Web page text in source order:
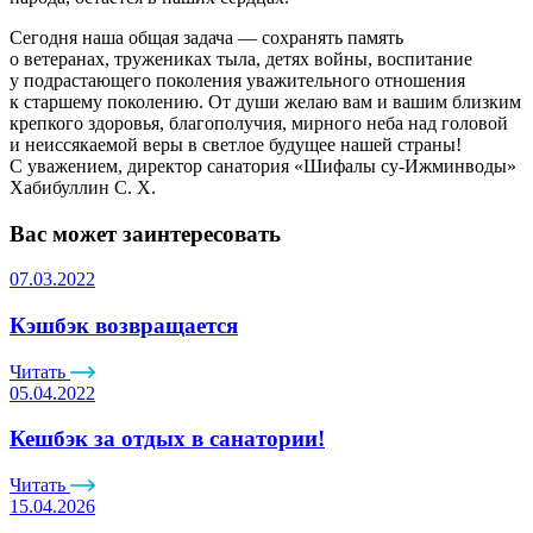
Сегодня наша общая задача — сохранять память
о ветеранах, тружениках тыла, детях войны, воспитание
у подрастающего поколения уважительного отношения
к старшему поколению. От души желаю вам и вашим близким
крепкого здоровья, благополучия, мирного неба над головой
и неиссякаемой веры в светлое будущее нашей страны!
С уважением, директор санатория «Шифалы су-Ижминводы»
Хабибуллин С. Х.
Вас может заинтересовать
07.03.2022
Кэшбэк возвращается
Читать
05.04.2022
Кешбэк за отдых в санатории!
Читать
15.04.2026